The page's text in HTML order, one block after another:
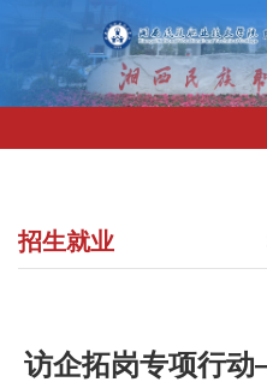
招生就业
访企拓岗专项行